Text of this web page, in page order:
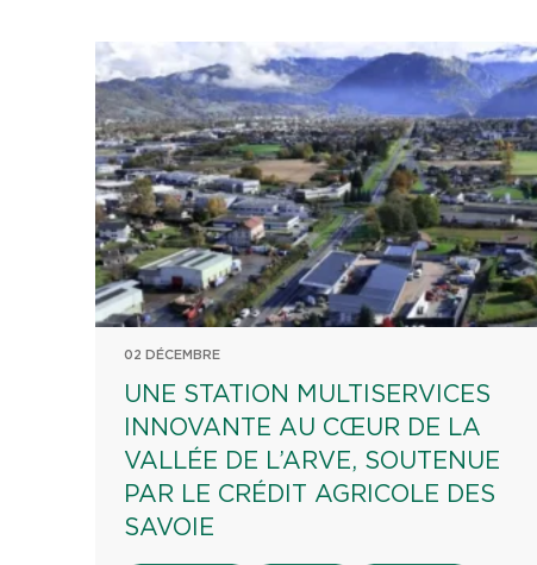
02 DÉCEMBRE
UNE STATION MULTISERVICES
INNOVANTE AU CŒUR DE LA
VALLÉE DE L’ARVE, SOUTENUE
PAR LE CRÉDIT AGRICOLE DES
SAVOIE